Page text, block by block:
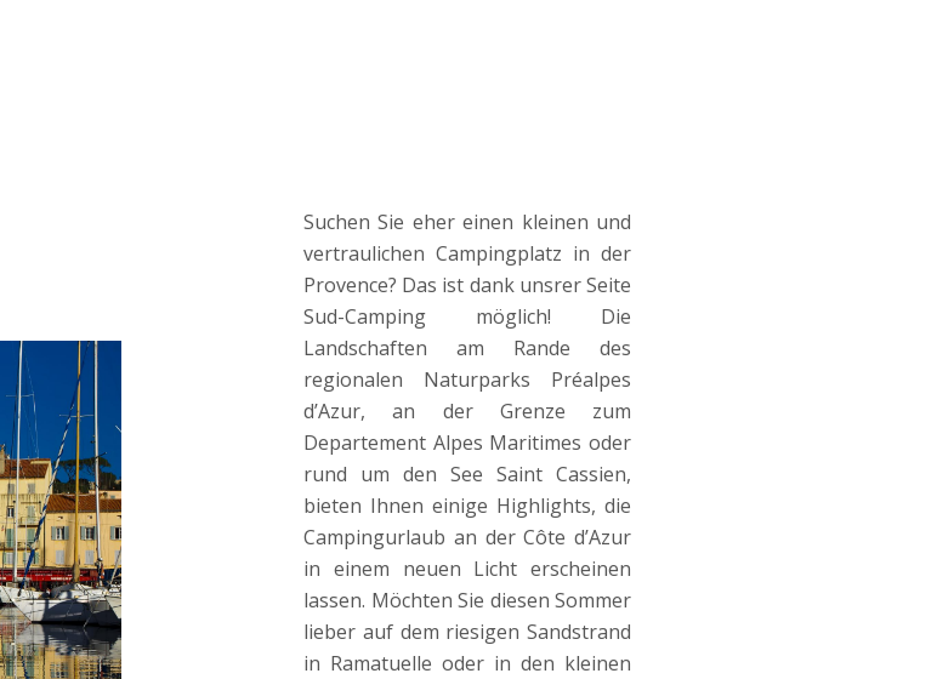
Suchen Sie eher einen kleinen und
vertraulichen Campingplatz in der
Provence? Das ist dank unsrer Seite
Sud-Camping möglich! Die
Landschaften am Rande des
regionalen Naturparks Préalpes
d’Azur, an der Grenze zum
Departement Alpes Maritimes oder
rund um den See Saint Cassien,
bieten Ihnen einige Highlights, die
Campingurlaub an der Côte d’Azur
in einem neuen Licht erscheinen
lassen. Möchten Sie diesen Sommer
lieber auf dem riesigen Sandstrand
in Ramatuelle oder in den kleinen